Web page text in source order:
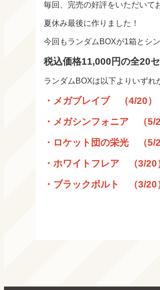
毎回、完売の好評をいただいて
夏休み最後に作りました！
今回もランダムBOXが1箱とシ
税込価格11,000円の全20
ランダムBOXは以下よりいずれ
・メガブレイブ （4/20）
・メガシンフォニア （5/
・ロケット団の栄光 （5/
・ホワイトフレア （3/20
・ブラックボルト （3/20